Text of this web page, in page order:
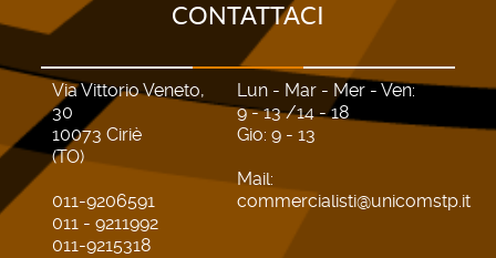
CONTATTACI
Via Vittorio Veneto,
30
10073 Ciriè
(TO)
011-9206591
011 - 9211992
011-9215318
Lun - Mar - Mer - Ven:
9 - 13 /14 - 18
Gio: 9 - 13
Mail:
commercialisti@unicomstp.it